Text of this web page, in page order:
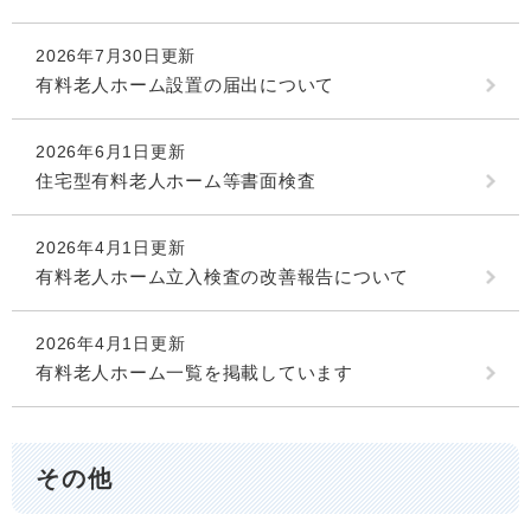
2026年7月30日更新
有料老人ホーム設置の届出について
2026年6月1日更新
住宅型有料老人ホーム等書面検査
2026年4月1日更新
有料老人ホーム立入検査の改善報告について
2026年4月1日更新
有料老人ホーム一覧を掲載しています
その他